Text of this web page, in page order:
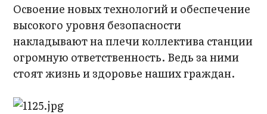
Освоение новых технологий и обеспечение
высокого уровня безопасности
накладывают на плечи коллектива станции
огромную ответственность. Ведь за ними
стоят жизнь и здоровье наших граждан.